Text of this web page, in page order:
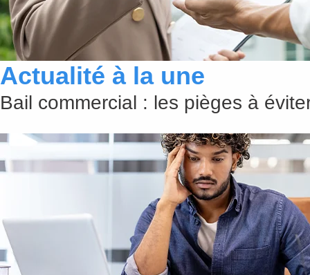
Actualité à la une
Bail commercial : les pièges à